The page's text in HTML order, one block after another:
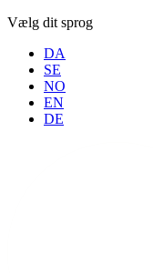
Vælg dit sprog
DA
SE
NO
EN
DE